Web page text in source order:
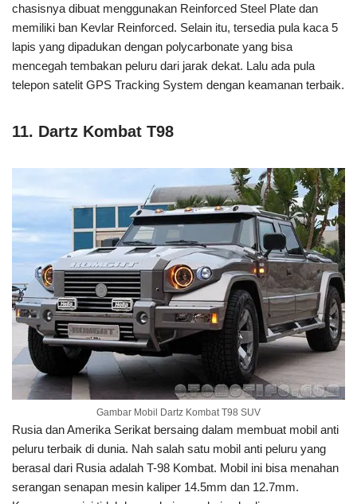
chasisnya dibuat menggunakan Reinforced Steel Plate dan
memiliki ban Kevlar Reinforced. Selain itu, tersedia pula kaca 5
lapis yang dipadukan dengan polycarbonate yang bisa
mencegah tembakan peluru dari jarak dekat. Lalu ada pula
telepon satelit GPS Tracking System dengan keamanan terbaik.
11. Dartz Kombat T98
Gambar Mobil Dartz Kombat T98 SUV
Rusia dan Amerika Serikat bersaing dalam membuat mobil anti
peluru terbaik di dunia. Nah salah satu mobil anti peluru yang
berasal dari Rusia adalah T-98 Kombat. Mobil ini bisa menahan
serangan senapan mesin kaliper 14.5mm dan 12.7mm.